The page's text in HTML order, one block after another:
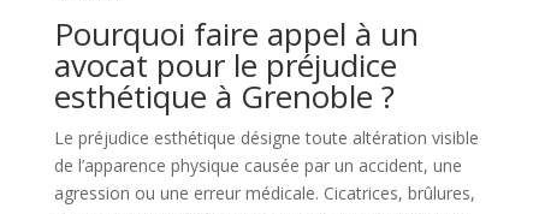
Pourquoi faire appel à un
avocat pour le préjudice
esthétique à Grenoble ?
Le préjudice esthétique désigne toute altération visible
de l’apparence physique causée par un accident, une
agression ou une erreur médicale. Cicatrices, brûlures,